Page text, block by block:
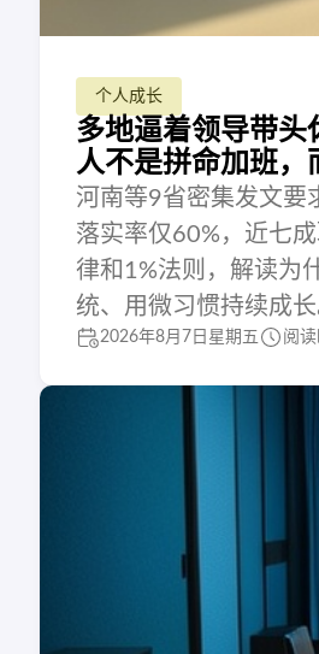
个人成长
多地逼着领导带头
人不是拼命加班，
河南等9省密集发文要
落实率仅60%，近七
律和1%法则，解读为
统、用微习惯持续成
2026年8月7日星期五 阅